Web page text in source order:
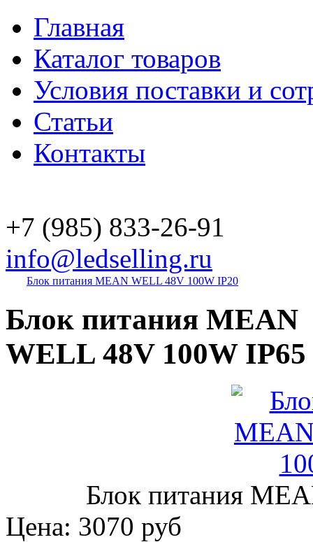
Главная
Каталог товаров
Условия поставки и
Статьи
Контакты
+7 (985) 833-26-91
info@ledselling.ru
Блок питания MEAN WELL 48V 100W IP20
Блок питания MEAN
WELL 48V 100W IP65
Блок питания
Цена: 3070 руб